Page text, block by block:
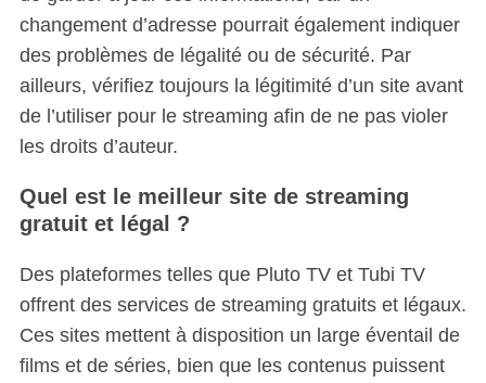
changement d’adresse pourrait également indiquer
des problèmes de légalité ou de sécurité. Par
ailleurs, vérifiez toujours la légitimité d’un site avant
de l’utiliser pour le streaming afin de ne pas violer
les droits d’auteur.
Quel est le meilleur site de streaming
gratuit et légal ?
Des plateformes telles que Pluto TV et Tubi TV
offrent des services de streaming gratuits et légaux.
Ces sites mettent à disposition un large éventail de
films et de séries, bien que les contenus puissent